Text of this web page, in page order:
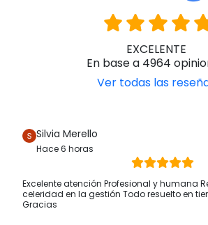
EXCELENTE
En base a 4964
Ver todas las
Silvia Merello
Hace 6 horas
Excelente atención Profesional y humana
celeridad en la gestión Todo resuelto en
Gracias